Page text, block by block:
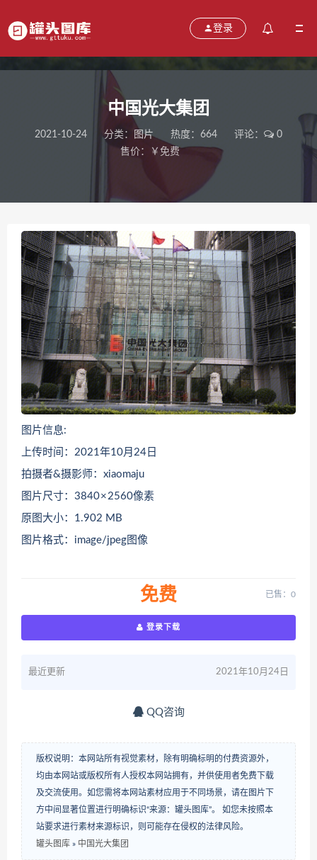
登录
中国光大集团
2021-10-24 分类： 图片 热度：664 评论：
0
售价：￥免费
图片信息:
上传时间：2021年10月24日
拍摄者&摄影师：xiaomaju
图片尺寸：3840 × 2560像素
原图大小：1.902 MB
图片格式：image/jpeg图像
免费 已售：0
登录下载
最近更新 2021年10月24日
QQ咨询
版权说明：本网站所有视觉素材，除有明确标明的付费资源外，
均由本网站或版权所有人授权本网站拥有，并供使用者免费下载
及交流使用。如您需将本网站素材应用于不同场景，请在图片下
方中间显著位置进行明确标识“来源：罐头图库”。 如您未按照本
站要求进行素材来源标识，则可能存在侵权的法律风险。
罐头图库 » 中国光大集团